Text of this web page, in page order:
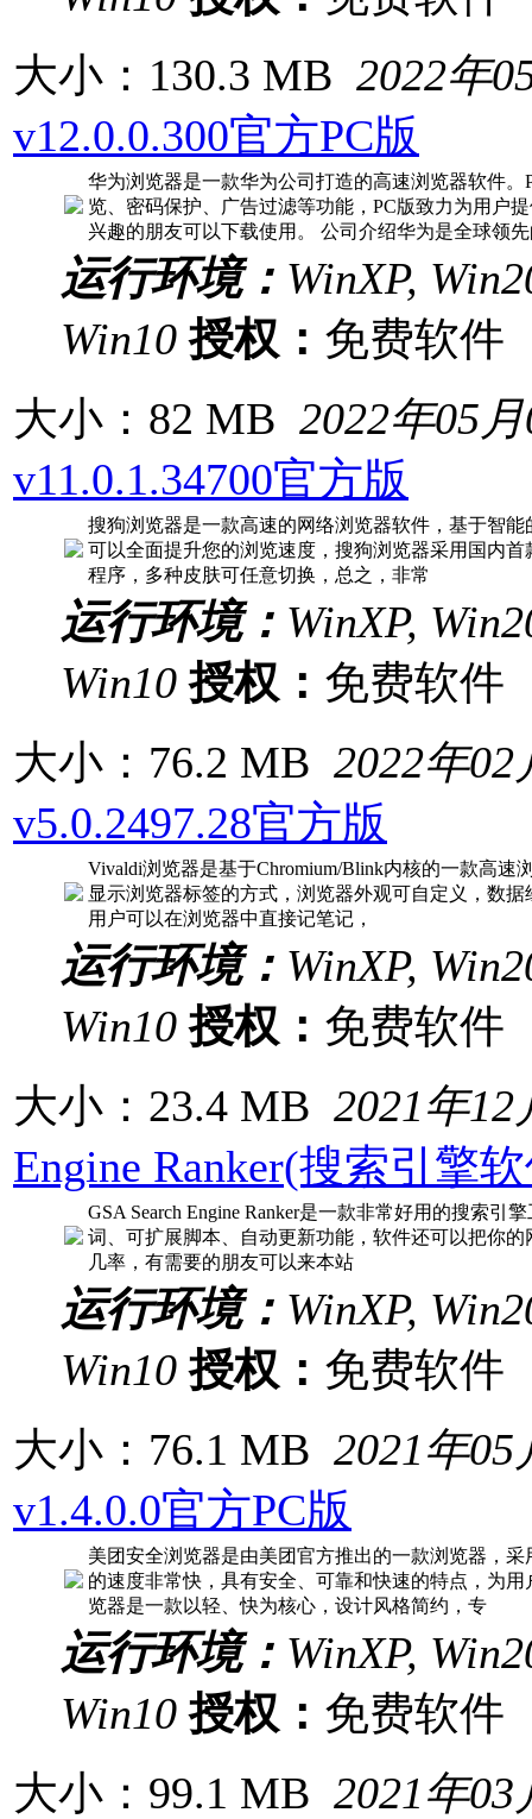
大小：130.3 MB 2022年
v12.0.0.300官方PC版
华为浏览器是一款华为公司打造的高速浏览器软件
览、密码保护、广告过滤等功能，PC版致力为用户
兴趣的朋友可以下载使用。 公司介绍华为是全球领
运行环境： WinXP,
Win10 授权： 免费软
大小：82 MB 2022年05
v11.0.1.34700官方版
搜狗浏览器是一款高速的网络浏览器软件，基于智能
可以全面提升您的浏览速度，搜狗浏览器采用国内
程序，多种皮肤可任意切换，总之，非常
运行环境： WinXP,
Win10 授权： 免费软
大小：76.2 MB 2022年02
v5.0.2497.28官方版
Vivaldi浏览器是基于Chromium/Blink内核的一款高
显示浏览器标签的方式，浏览器外观可自定义，数
用户可以在浏览器中直接记笔记，
运行环境： WinXP,
Win10 授权： 免费软
大小：23.4 MB 2021年12
Engine Ranker(搜索引擎
GSA Search Engine Ranker是一款非常好用的搜索
词、可扩展脚本、自动更新功能，软件还可以把你
几率，有需要的朋友可以来本站
运行环境： WinXP,
Win10 授权： 免费软
大小：76.1 MB 2021年05
v1.4.0.0官方PC版
美团安全浏览器是由美团官方推出的一款浏览器，
的速度非常快，具有安全、可靠和快速的特点，为
览器是一款以轻、快为核心，设计风格简约，专
运行环境： WinXP,
Win10 授权： 免费软
大小：99.1 MB 2021年03